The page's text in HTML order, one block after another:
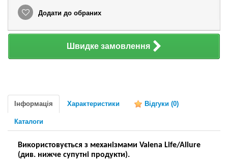
Додати до обраних
Швидке замовлення
Інформація Характеристики Відгуки (0)
Каталоги
Використовується з механізмами Valena Life/Allure
(див. нижче супутні продукти).